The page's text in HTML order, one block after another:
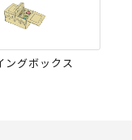
ングボックス